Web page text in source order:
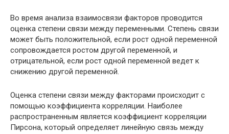
Во время анализа взаимосвязи факторов проводится
оценка степени связи между переменными. Степень связи
может быть положительной, если рост одной переменной
сопровождается ростом другой переменной, и
отрицательной, если рост одной переменной ведет к
снижению другой переменной.
Оценка степени связи между факторами происходит с
помощью коэффициента корреляции. Наиболее
распространенным является коэффициент корреляции
Пирсона, который определяет линейную связь между